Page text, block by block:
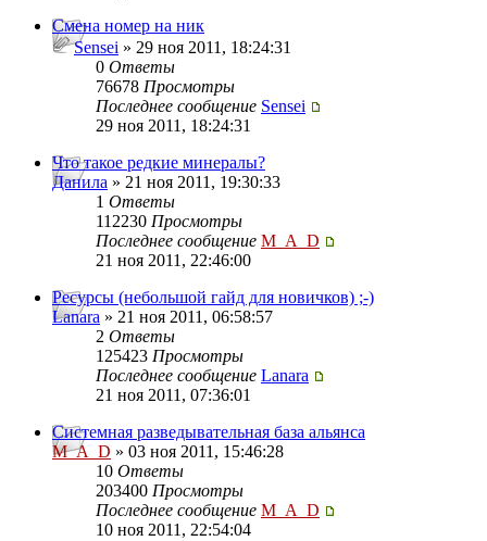
Смена номер на ник
Sensei » 29 ноя 2011, 18:24:31
0 Ответы
76678 Просмотры
Последнее сообщение Sensei
29 ноя 2011, 18:24:31
Что такое редкие минералы?
Данила » 21 ноя 2011, 19:30:33
1 Ответы
112230 Просмотры
Последнее сообщение M_A_D
21 ноя 2011, 22:46:00
Ресурсы (небольшой гайд для новичков) ;-)
Lanara » 21 ноя 2011, 06:58:57
2 Ответы
125423 Просмотры
Последнее сообщение Lanara
21 ноя 2011, 07:36:01
Системная разведывательная база альянса
M_A_D » 03 ноя 2011, 15:46:28
10 Ответы
203400 Просмотры
Последнее сообщение M_A_D
10 ноя 2011, 22:54:04